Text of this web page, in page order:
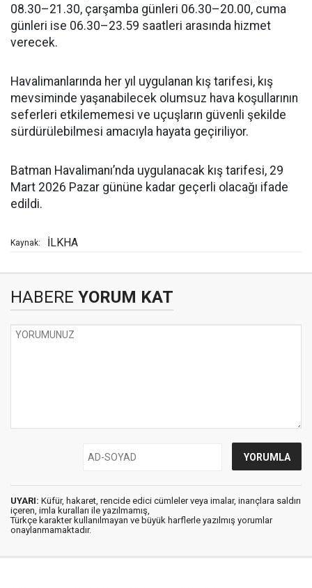
08.30–21.30, çarşamba günleri 06.30–20.00, cuma
günleri ise 06.30–23.59 saatleri arasında hizmet
verecek.
Havalimanlarında her yıl uygulanan kış tarifesi, kış
mevsiminde yaşanabilecek olumsuz hava koşullarının
seferleri etkilememesi ve uçuşların güvenli şekilde
sürdürülebilmesi amacıyla hayata geçiriliyor.
Batman Havalimanı’nda uygulanacak kış tarifesi, 29
Mart 2026 Pazar gününe kadar geçerli olacağı ifade
edildi.
Kaynak: İLKHA
HABERE YORUM KAT
UYARI: Küfür, hakaret, rencide edici cümleler veya imalar, inançlara saldırı
içeren, imla kuralları ile yazılmamış,
Türkçe karakter kullanılmayan ve büyük harflerle yazılmış yorumlar
onaylanmamaktadır.